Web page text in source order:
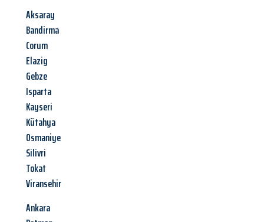
Aksaray
Bandirma
Corum
Elazig
Gebze
Isparta
Kayseri
Kütahya
Osmaniye
Silivri
Tokat
Viransehir
Ankara